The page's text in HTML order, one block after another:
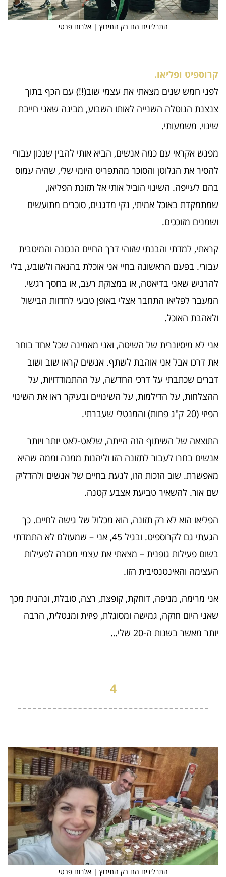
התבלינים הם רק התירוץ | אלבום פרטי
קרוספיט ופליאו.
לפני חמש שנים מצאתי את עצמי שוב(!!) עם הכף בתוך
צנצנת הנוטלה השנייה לאותו השבוע, מבינה שאני חייבת
שינוי. משמעותי.
מפגש אקראי עם כמה אנשים, הביא אותי להבין שנכון עבורי
להסיר את הגלוטן והסוכר מהתפריט היומי שלי, שהיה עמוס
בהם לעייפה. השינוי הוביל אותי אל תזונת הפליאו,
שמתמקדת באוכל אמיתי, נקי מדגנים, סוכרים מתועשים
ושמנים מזוככים.
קראתי, למדתי והבנתי שזוהי דרך החיים הנכונה והמיטבית
עבורי. בפעם הראשונה בחיי אני אוכלת בהנאה ולשובע, בלי
להרגיש שאני בדיאטה, או במצוקת רעב, או בחסך רגשי.
המעבר לפליאו התחבר אצלי באופן טבעי לחדוות הבישול
ולאהבת האוכל.
אני לא מיסיונרית של השיטה, ואני מאמינה שכל אחד בוחר
את דרכו אבל אני אוהבת לשתף. אנשים קראו שוב ושוב
דברים שכתבתי על דרכי החדשה, על ההתמודדויות, על
ההצלחות, על הדילמות, על השינויים ובעיקר ראו את השינוי
הפיזי (20 ק"ג פחות) והמנטלי שעברתי.
התוצאה של השיתוף הזה הייתה, שלאט-לאט יותר ויותר
אנשים בחרו לעבור לתזונה הזו וליהנות ממנה וממה שהיא
מאפשרת. שוב הזכות הזו, לגעת בחיים של אנשים ולהדליק
שם אור. להשאיר טביעת אצבע קטנה.
הפליאו הוא לא רק תזונה, הוא מכלול של גישה לחיים. כך
הגעתי גם לקרוספיט. ובגיל 45, אני – שמעולם לא התמדתי
בשום פעילות גופנית – מצאתי את עצמי מכורה לפעילות
העצימה והאינטנסיבית הזו.
אני מרימה, מניפה, דוחקת, קופצת, רצה, סובלת, ונהנית מכך
שאני היום חזקה, גמישה ומסוגלת, פיזית ומנטלית, הרבה
יותר מאשר בשנות ה-20 שלי…
4
התבלינים הם רק התירוץ | אלבום פרטי